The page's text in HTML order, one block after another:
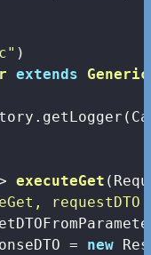
extends
executeGet
=
new